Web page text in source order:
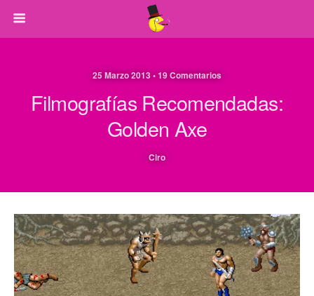
25 Marzo 2013 • 19 Comentarios
Filmografías Recomendadas:
Golden Axe
Ciro